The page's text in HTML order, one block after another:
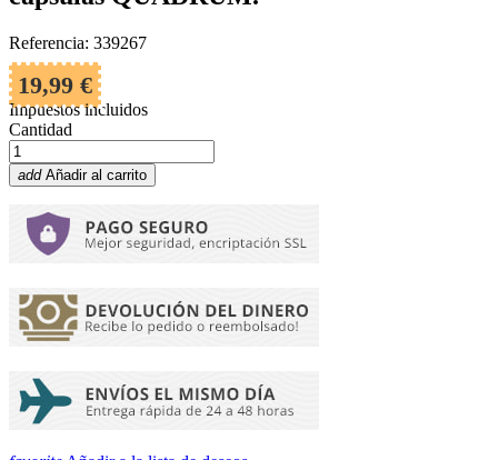
Referencia: 339267
19,99 €
Impuestos incluidos
Cantidad
add Añadir al carrito